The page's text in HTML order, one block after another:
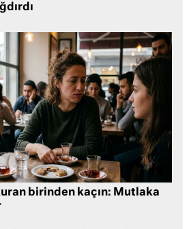
birinden kaçın: Mutlaka